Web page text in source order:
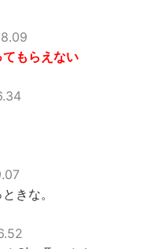
もらえない
きな。